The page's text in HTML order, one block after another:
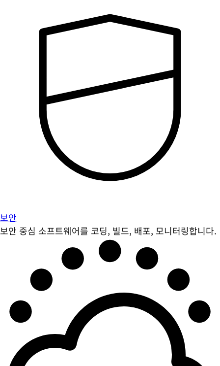
보안
보안 중심 소프트웨어를 코딩, 빌드, 배포, 모니터링합니다.